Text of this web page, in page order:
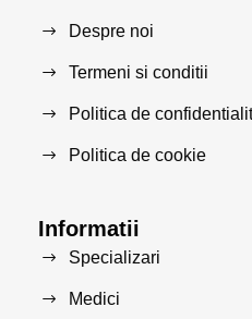
Despre noi
Termeni si conditii
Politica de
Politica de cookie
Informatii
Specializari
Medici